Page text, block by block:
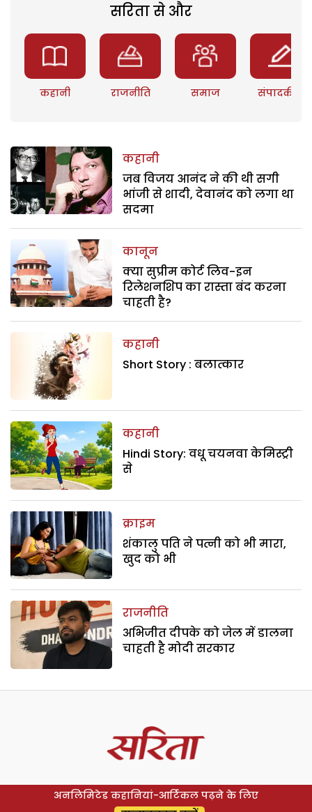
सरिता से और
कहानी राजनीति समाज संपादकीय
कहानी
जब विजय आनंद ने की थी सगी
भांजी से शादी, देवानंद को लगा था
सदमा
कानून
क्या सुप्रीम कोर्ट लिव-इन
रिलेशनशिप का रास्ता बंद करना
चाहती है?
कहानी
Short Story : बलात्कार
कहानी
Hindi Story: वधू चयनवा केमिस्ट्री
से
क्राइम
शंकालु पति ने पत्नी को भी मारा,
खुद को भी
राजनीति
अभिजीत दीपके को जेल में डालना
चाहती है मोदी सरकार
अनलिमिटेड कहानियां-आर्टिकल पढ़ने के लिए